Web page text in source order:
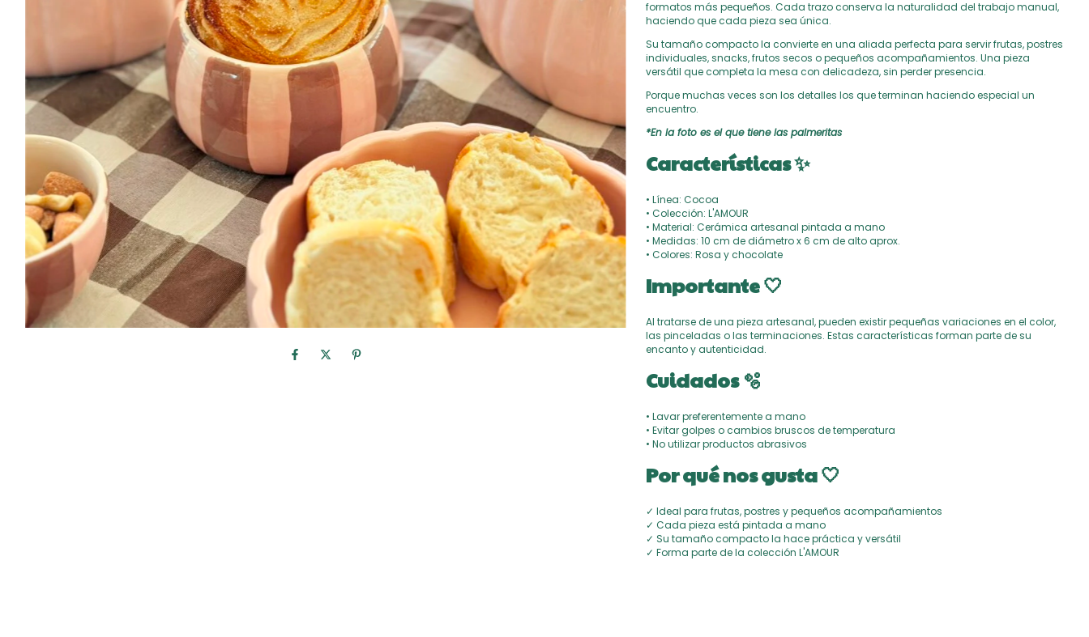
formatos más pequeños. Cada trazo conserva la naturalidad del trabajo manual,
haciendo que cada pieza sea única.
Su tamaño compacto la convierte en una aliada perfecta para servir frutas, postres
individuales, snacks, frutos secos o pequeños acompañamientos. Una pieza
versátil que completa la mesa con delicadeza, sin perder presencia.
Porque muchas veces son los detalles los que terminan haciendo especial un
encuentro.
*En la foto es el que tiene las palmeritas
Características ✨
• Línea: Cocoa
• Colección: L'AMOUR
• Material: Cerámica artesanal pintada a mano
• Medidas: 10 cm de diámetro x 6 cm de alto aprox.
• Colores: Rosa y chocolate
Importante 🤍
Al tratarse de una pieza artesanal, pueden existir pequeñas variaciones en el color,
las pinceladas o las terminaciones. Estas características forman parte de su
encanto y autenticidad.
Cuidados 🫧
• Lavar preferentemente a mano
• Evitar golpes o cambios bruscos de temperatura
• No utilizar productos abrasivos
Por qué nos gusta 🤍
✓ Ideal para frutas, postres y pequeños acompañamientos
✓ Cada pieza está pintada a mano
✓ Su tamaño compacto la hace práctica y versátil
✓ Forma parte de la colección L'AMOUR